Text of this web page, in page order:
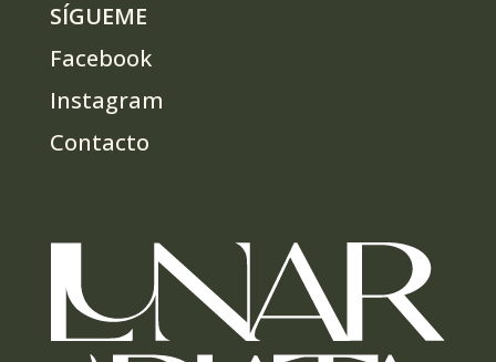
SÍGUEME
Facebook
Instagram
Contacto